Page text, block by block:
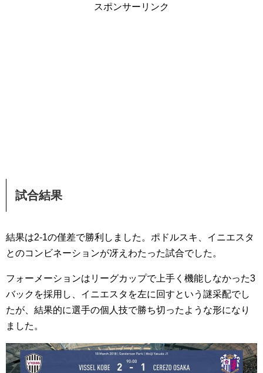
スポンサーリンク
試合結果
結果は2-1の僅差で勝利しました。ポドルスキ、イニエスタ
とのコンビネーションが冴えわたった試合でした。
フォーメーションはリーグカップで上手く機能しなかった3
バックを採用し、イニエスタを左に回すという謎采配でし
たが、結果的に選手の個人技で勝ち切ったような形になり
ました。